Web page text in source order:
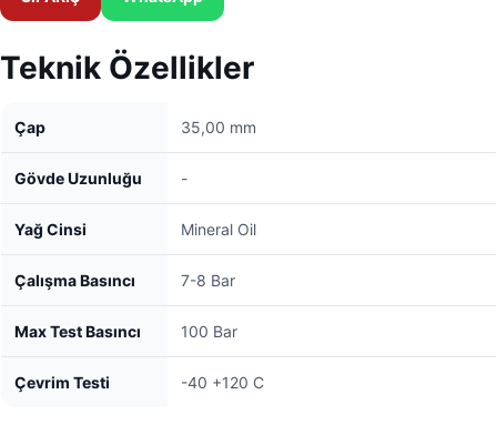
Teknik Özellikler
Çap 35,00 mm
Gövde Uzunluğu -
Yağ Cinsi Mineral Oil
Çalışma Basıncı 7-8 Bar
Max Test Basıncı 100 Bar
Çevrim Testi -40 +120 C